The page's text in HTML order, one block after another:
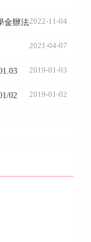
金辦法2022-11-04
2021-04-07
2019-01-03
02 2019-01-02